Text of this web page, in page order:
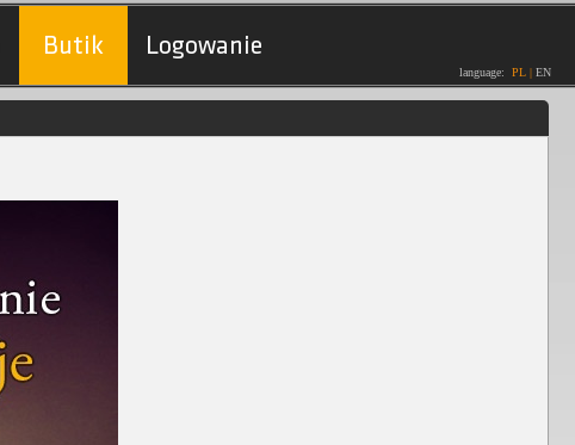
Butik Logowanie
language: PL | EN